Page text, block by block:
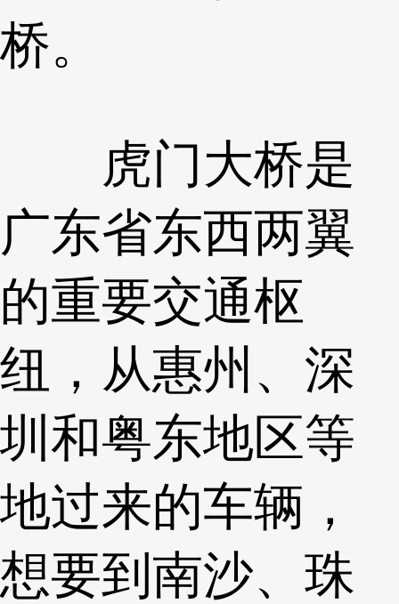
桥。
虎门大桥是
广东省东西两翼
的重要交通枢
纽，从惠州、深
圳和粤东地区等
地过来的车辆，
想要到南沙、珠